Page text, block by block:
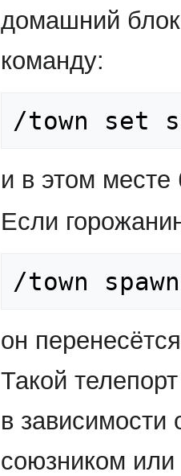
домашний
команду:
/town set
и в этом месте
Если
/town
он
Такой
в зависимости
союзником